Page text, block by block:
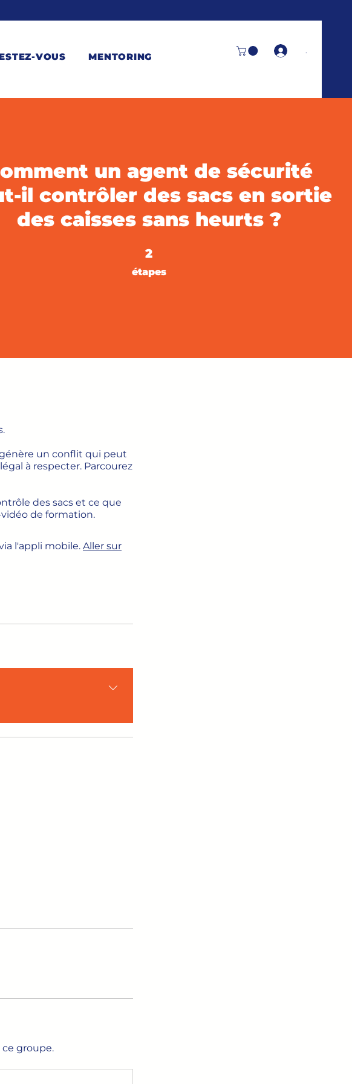
VOUS MENTORING
.
un agent de sécurité
il contrôler des sacs en sortie
des caisses sans heurts ?
2
étapes
2 étapes
un conflit qui peut
à respecter. Parcourez
des sacs et ce que
de formation.
l'appli mobile. Aller sur
groupe.